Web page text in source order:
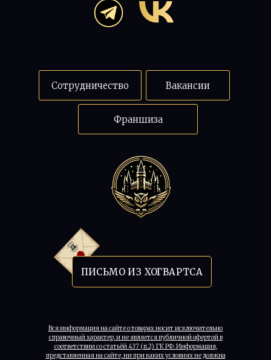
Вся информация на сайте о товарах носит исключительно
справочный характер, и не является публичной офертой в
соответствии со статьёй 437 (п.2) ГК РФ. Информация,
представленная на сайте, ни при каких условиях не должна
Франшиза
Сотрудничество Вакансии
ПИСЬМО ИЗ ХОГВАРТСА